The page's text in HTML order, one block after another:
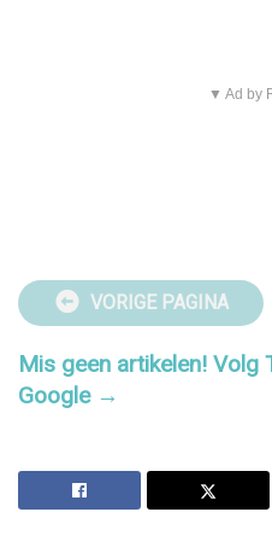
▼ Ad by
VORIGE PAGINA
Mis geen artikelen! Volg
Google →